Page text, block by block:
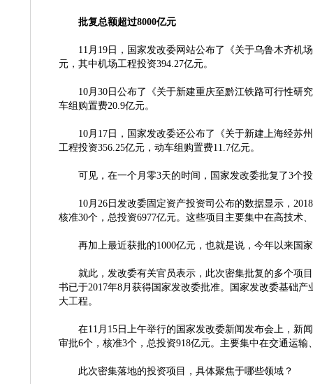
批复总额超过8000亿元
11月19日，国家发改委网站公布了《关于乌鲁木齐机
元，其中机场工程投资394.27亿元。
10月30日公布了《关于新建重庆至黔江铁路可行性研
车组购置费20.9亿元。
10月17日，国家发改委还公布了《关于新建上海经苏
工程投资356.25亿元，动车组购置费11.7亿元。
可见，在一个月零3天的时间，国家发改委批复了3个
10月26日发改委固定资产投资司公布的数据显示，
核准30个，总投资6977亿元。这些项目主要集中在高技术
再加上最近获批的1000亿元，也就是说，今年以来国
就此，发改委有关官员表示，此次密集批复的多个项
书已于2017年8月获得国家发改委批准。国家发改委基础
大工程。
在11月15日上午举行的国家发改委新闻发布会上，新
审批6个，核准3个，总投资918亿元。主要集中在交通运输
此次密集落地的投资项目，具体聚焦于哪些领域？